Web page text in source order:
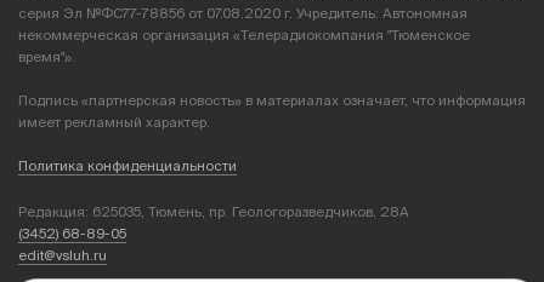
серия Эл №ФС77-78856 от 07.08.2020 г. Учредитель: Автономная
некоммерческая организация «Телерадиокомпания "Тюменское
время"».
Подпись «партнерская новость» в материалах означает, что информация
имеет рекламный характер.
Политика конфиденциальности
Редакция: 625035, Тюмень, пр. Геологоразведчиков, 28А
(3452) 68-89-05
edit@vsluh.ru